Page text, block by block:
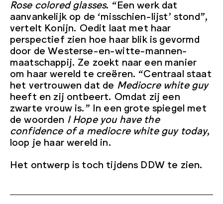
Rose colored glasses. “Een werk dat
aanvankelijk op de ‘misschien-lijst’ stond”,
vertelt Konijn. Oedit laat met haar
perspectief zien hoe haar blik is gevormd
door de Westerse-en-witte-mannen-
maatschappij. Ze zoekt naar een manier
om haar wereld te creëren. “Centraal staat
het vertrouwen dat de Mediocre white guy
heeft en zij ontbeert. Omdat zij een
zwarte vrouw is.” In een grote spiegel met
de woorden I Hope you have the
confidence of a mediocre white guy today,
loop je haar wereld in.
Het ontwerp is toch tijdens DDW te zien.